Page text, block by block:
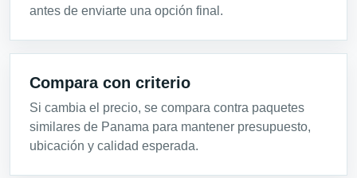
antes de enviarte una opción final.
Compara con criterio
Si cambia el precio, se compara contra paquetes
similares de Panama para mantener presupuesto,
ubicación y calidad esperada.